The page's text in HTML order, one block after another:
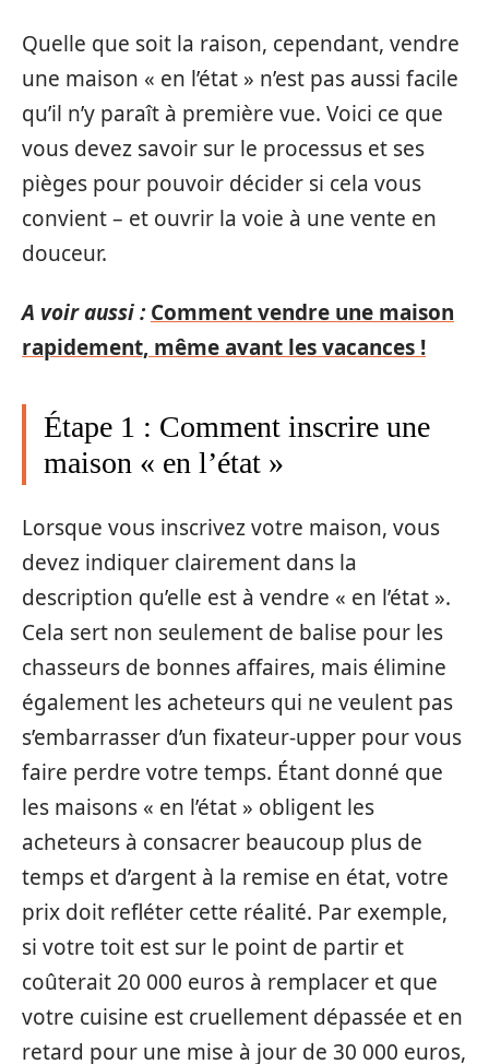
Quelle que soit la raison, cependant, vendre
une maison « en l’état » n’est pas aussi facile
qu’il n’y paraît à première vue. Voici ce que
vous devez savoir sur le processus et ses
pièges pour pouvoir décider si cela vous
convient – et ouvrir la voie à une vente en
douceur.
A voir aussi : Comment vendre une maison
rapidement, même avant les vacances !
Étape 1 : Comment inscrire une
maison « en l’état »
Lorsque vous inscrivez votre maison, vous
devez indiquer clairement dans la
description qu’elle est à vendre « en l’état ».
Cela sert non seulement de balise pour les
chasseurs de bonnes affaires, mais élimine
également les acheteurs qui ne veulent pas
s’embarrasser d’un fixateur-upper pour vous
faire perdre votre temps. Étant donné que
les maisons « en l’état » obligent les
acheteurs à consacrer beaucoup plus de
temps et d’argent à la remise en état, votre
prix doit refléter cette réalité. Par exemple,
si votre toit est sur le point de partir et
coûterait 20 000 euros à remplacer et que
votre cuisine est cruellement dépassée et en
retard pour une mise à jour de 30 000 euros,